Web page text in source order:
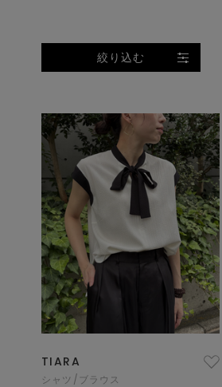
絞り込む
TIARA
シャツ/ブラウス